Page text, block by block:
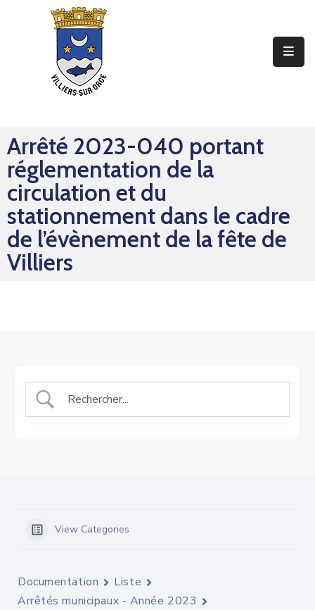
Mes
Sorties
Mes
Démarches
Contact
Arrêté 2023-040 portant
réglementation de la
circulation et du
stationnement dans le cadre
de l’évènement de la fête de
Villiers
View Categories
Documentation
Liste
Arrêtés municipaux - Année 2023